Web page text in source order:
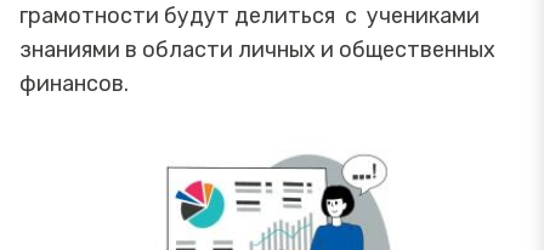
грамотности будут делиться с учениками
знаниями в области личных и общественных
финансов.